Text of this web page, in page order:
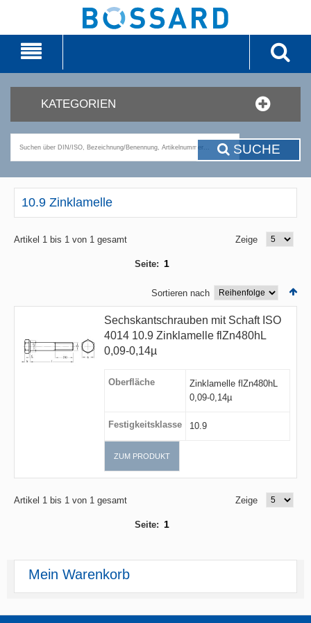
KATEGORIEN
SUCHE
10.9 Zinklamelle
Artikel 1 bis 1 von 1 gesamt Zeige
Seite: 1
Sortieren nach
Sechskantschrauben mit Schaft ISO
4014 10.9 Zinklamelle flZn480hL
0,09-0,14µ
Oberfläche
Zinklamelle flZn480hL
0,09-0,14µ
Festigkeitsklasse 10.9
ZUM PRODUKT
Artikel 1 bis 1 von 1 gesamt Zeige
Seite: 1
Mein Warenkorb